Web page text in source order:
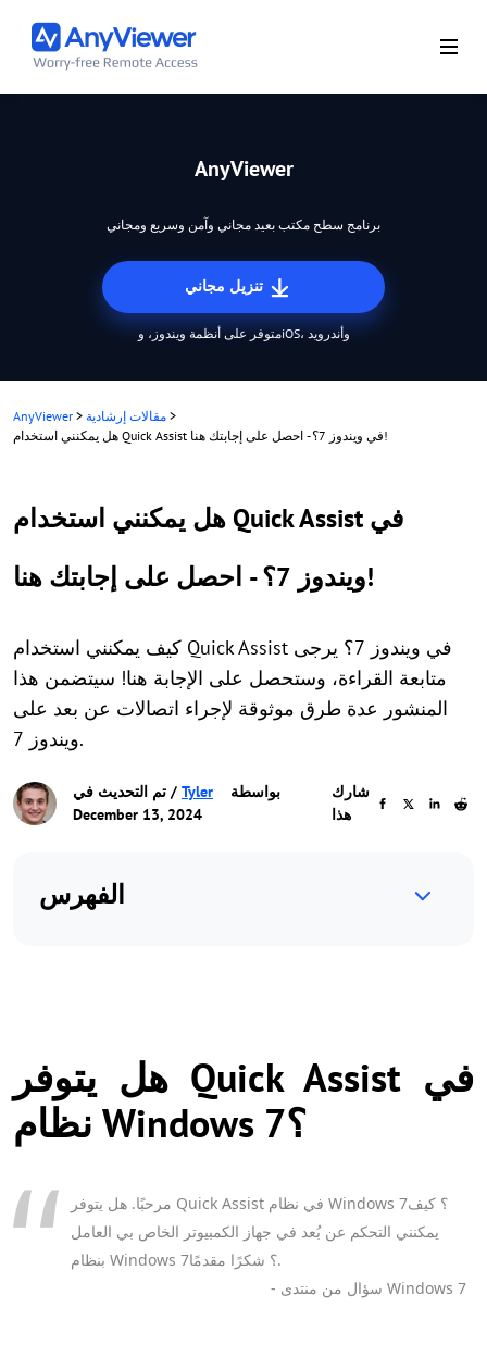
AnyViewer
برنامج سطح مكتب بعيد مجاني وآمن وسريع ومجاني
متوفر على أنظمة ويندوز، وiOS، وأندرويد
AnyViewer > مقالات إرشادية >
هل يمكنني استخدام Quick Assist في ويندوز 7؟ - احصل على إجابتك هنا!
هل يمكنني استخدام Quick Assist في
ويندوز 7؟ - احصل على إجابتك هنا!
كيف يمكنني استخدام Quick Assist في ويندوز 7؟ يرجى
متابعة القراءة، وستحصل على الإجابة هنا! سيتضمن هذا
المنشور عدة طرق موثوقة لإجراء اتصالات عن بعد على
ويندوز 7.
بواسطة Tyler / تم التحديث في
December 13, 2024
شارك
هذا
الفهرس
هل يتوفر Quick Assist في
نظام Windows 7؟
مرحبًا. هل يتوفر Quick Assist في نظام Windows 7؟ كيف
يمكنني التحكم عن بُعد في جهاز الكمبيوتر الخاص بي العامل
بنظام Windows 7؟ شكرًا مقدمًا.
- سؤال من منتدى Windows 7